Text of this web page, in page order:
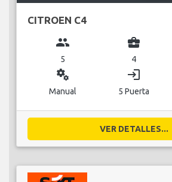
CITROEN C4
group
5
business_center
4
miscellaneous_services
Manual
login
5 Puerta
VER DETALLES...